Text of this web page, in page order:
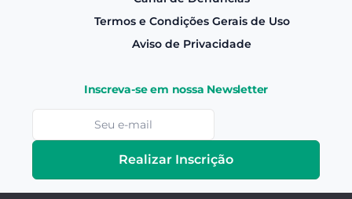
Termos e Condições Gerais de Uso
Aviso de Privacidade
Inscreva-se em nossa Newsletter
Realizar Inscrição